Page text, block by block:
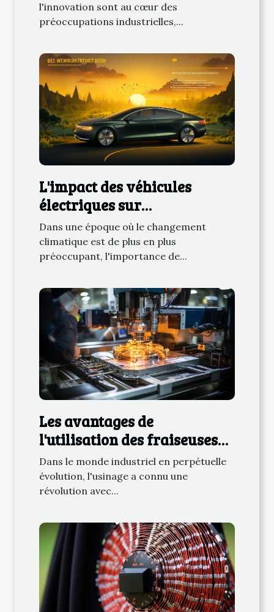
l'innovation sont au cœur des
préoccupations industrielles,...
L'impact des véhicules
électriques sur
l'environnement
Dans une époque où le changement
climatique est de plus en plus
préoccupant, l'importance de...
Les avantages de
l'utilisation des fraiseuses
numériques dans la
fabrication moderne
Dans le monde industriel en perpétuelle
évolution, l'usinage a connu une
révolution avec...